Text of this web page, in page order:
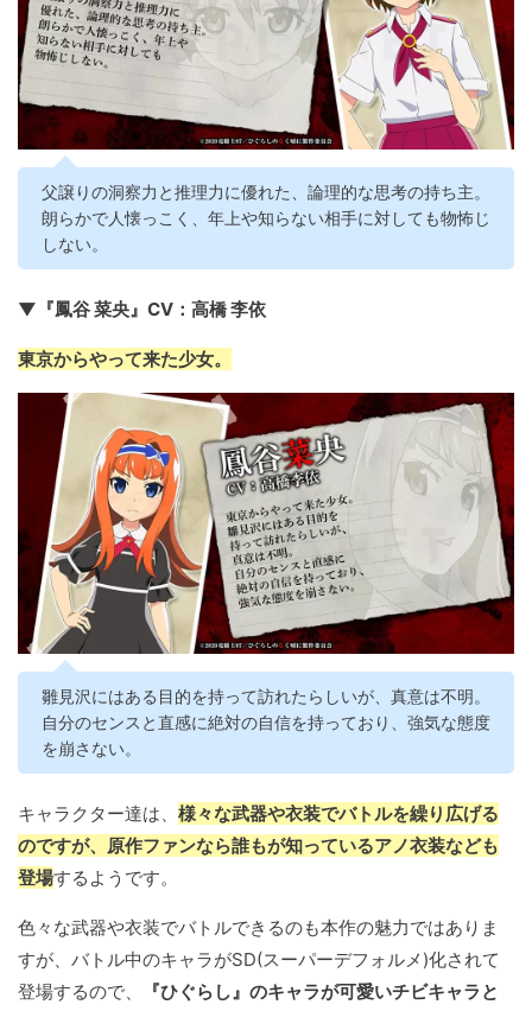
父譲りの洞察力と推理力に優れた、論理的な思考の持ち主。
朗らかで人懐っこく、年上や知らない相手に対しても物怖じ
しない。
▼『鳳谷 菜央』CV：高橋 李依
東京からやって来た少女。
雛見沢にはある目的を持って訪れたらしいが、真意は不明。
自分のセンスと直感に絶対の自信を持っており、強気な態度
を崩さない。
キャラクター達は、 様々な武器や衣装でバトルを繰り広げる
のですが、原作ファンなら誰もが知っているアノ衣装なども
登場するようです。
色々な武器や衣装でバトルできるのも本作の魅力ではありま
すが、バトル中のキャラがSD(スーパーデフォルメ)化されて
登場するので、
『ひぐらし』のキャラが可愛いチビキャラと